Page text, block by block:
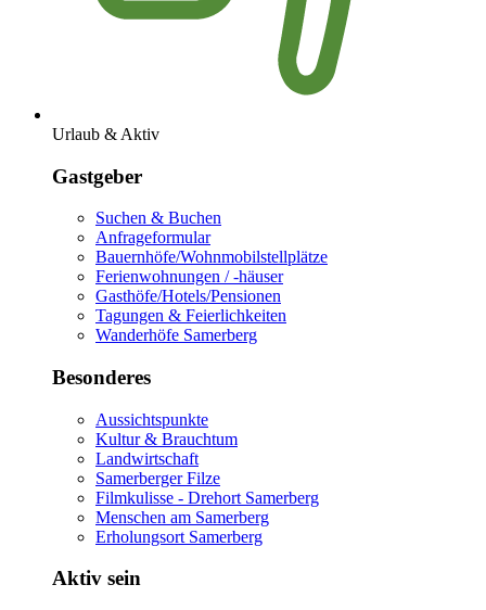
Urlaub & Aktiv
Gastgeber
Suchen & Buchen
Anfrageformular
Bauernhöfe/Wohnmobilstellplätze
Ferienwohnungen / -häuser
Gasthöfe/Hotels/Pensionen
Tagungen & Feierlichkeiten
Wanderhöfe Samerberg
Besonderes
Aussichtspunkte
Kultur & Brauchtum
Landwirtschaft
Samerberger Filze
Filmkulisse - Drehort Samerberg
Menschen am Samerberg
Erholungsort Samerberg
Aktiv sein